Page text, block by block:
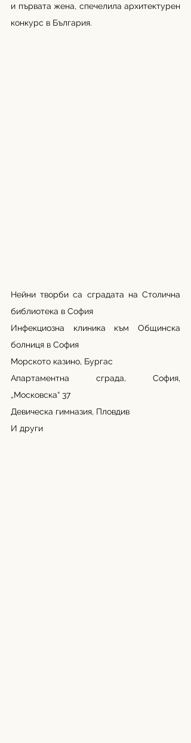
и първата жена, спечелила архитектурен
конкурс в България.
Нейни творби са сградата на Столична
библиотека в София
Инфекциозна клиника към Общинска
болниця в София
Морското казино, Бургас
Апартаментна сграда, София,
„Московска“ 37
Девическа гимназия, Пловдив
И други